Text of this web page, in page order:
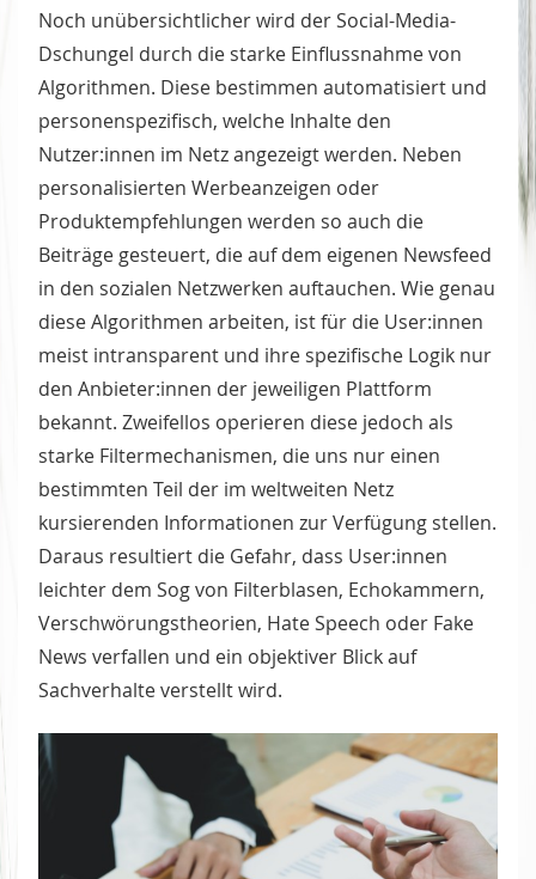
Noch unübersichtlicher wird der Social-Media-
Dschungel durch die starke Einflussnahme von
Algorithmen. Diese bestimmen automatisiert und
personenspezifisch, welche Inhalte den
Nutzer:innen im Netz angezeigt werden. Neben
personalisierten Werbeanzeigen oder
Produktempfehlungen werden so auch die
Beiträge gesteuert, die auf dem eigenen Newsfeed
in den sozialen Netzwerken auftauchen. Wie genau
diese Algorithmen arbeiten, ist für die User:innen
meist intransparent und ihre spezifische Logik nur
den Anbieter:innen der jeweiligen Plattform
bekannt. Zweifellos operieren diese jedoch als
starke Filtermechanismen, die uns nur einen
bestimmten Teil der im weltweiten Netz
kursierenden Informationen zur Verfügung stellen.
Daraus resultiert die Gefahr, dass User:innen
leichter dem Sog von Filterblasen, Echokammern,
Verschwörungstheorien, Hate Speech oder Fake
News verfallen und ein objektiver Blick auf
Sachverhalte verstellt wird.